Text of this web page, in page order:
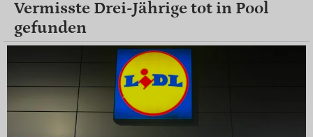
Vermisste Drei-Jährige tot in Pool
gefunden